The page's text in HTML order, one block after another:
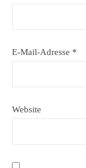
E-Mail-Adresse *
Website